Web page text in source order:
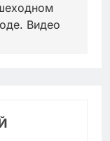
Видео